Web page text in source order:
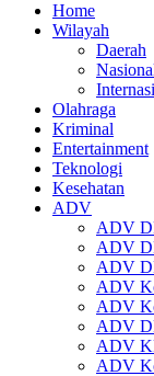
Home
Wilayah
Daerah
Olahraga
Kriminal
Entertainment
Teknologi
Kesehatan
ADV
ADV
ADV
ADV
ADV
ADV
ADV
ADV
ADV